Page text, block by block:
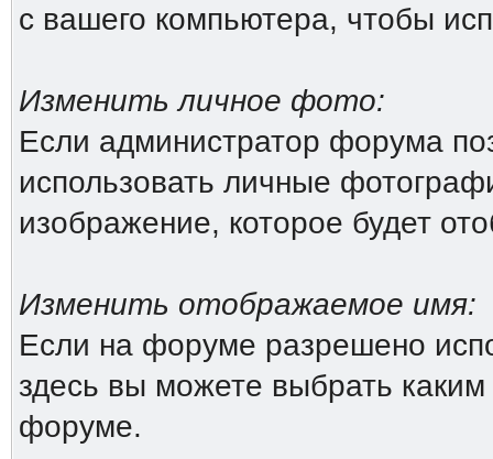
с вашего компьютера, чтобы
Изменить личное фото:
Если администратор форума
использовать личные
изображение, которое будет
Изменить отображаемое имя:
Если на форуме разрешено
здесь вы можете выбрать
форуме.